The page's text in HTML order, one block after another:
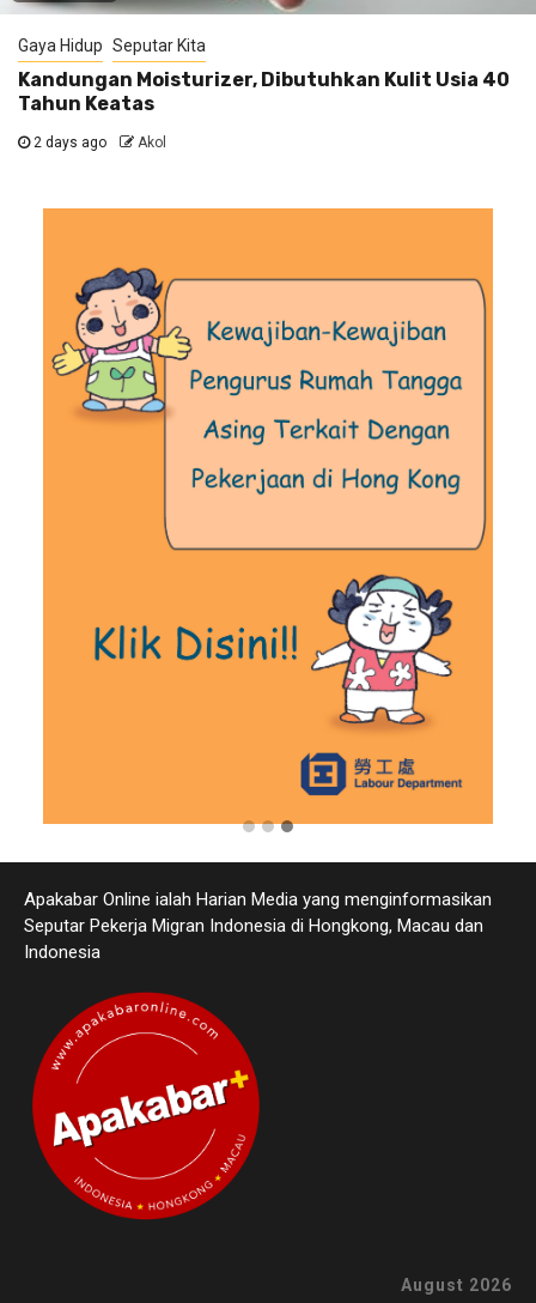
Gaya Hidup Seputar Kita
Kandungan Moisturizer, Dibutuhkan Kulit Usia 40
Tahun Keatas
2 days ago Akol
Apakabar Online ialah Harian Media yang menginformasikan
Seputar Pekerja Migran Indonesia di Hongkong, Macau dan
Indonesia
August 2026